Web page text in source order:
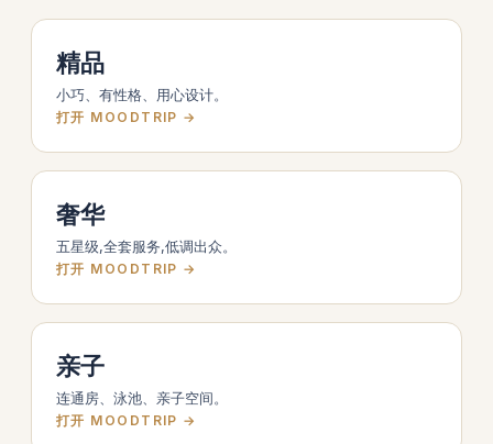
精品
小巧、有性格、用心设计。
打开 MOODTRIP →
奢华
五星级,全套服务,低调出众。
打开 MOODTRIP →
亲子
连通房、泳池、亲子空间。
打开 MOODTRIP →